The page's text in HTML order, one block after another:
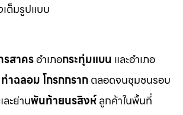
ต็มรูปแบบ
สาครอำเภอกระทุ่มแบน และอำเภอ
าฉลอม โกรกกรากตลอดจนชุมชนรอบ
ละย่านพันท้ายนรสิงห์ลูกค้าในพื้นที่